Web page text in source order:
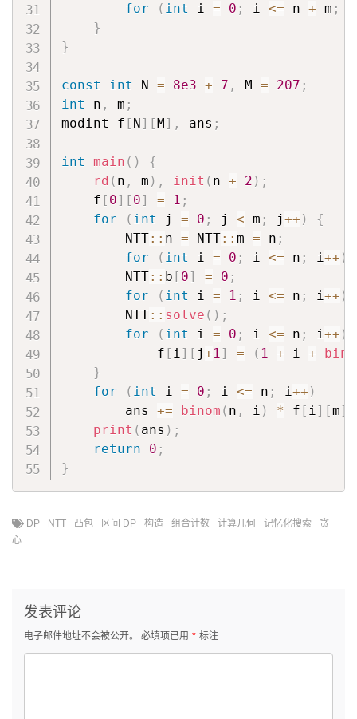
for
( int i = 0 ; i <= n + m ;
}
}
const int N = 8e3 + 7 , M = 207 ;
int n , m ;
modint f [ N ] [ M ] , ans ;
int main ( )
{
rd ( n , m ) , init ( n + 2 ) ;
    f
[ 0] [ 0] = 1 ;
for
( int j = 0 ; j < m ; j++ )
{
        NTT
:: n = NTT:: m = n ;
for
( int i = 0 ; i <= n ; i++ )
        NTT
:: b [ 0] = 0 ;
for
( int i = 1 ; i <= n ; i++ )
        NTT
:: solve ( ) ;
for
( int i = 0 ; i <= n ; i++ )
            f
[ i] [ j+1] = ( 1 + i +
}
for
( int i = 0 ; i <= n ; i++ )
        ans
+= binom ( n , i ) * f [ i] [m]
print ( ans ) ;
return
0 ;
}
DP NTT 凸包 区间 DP 构造 组合计数 计算几何 记忆化搜索
贪
心
发表评论
电子邮件地址不会被公开。 必填项已用 * 标注